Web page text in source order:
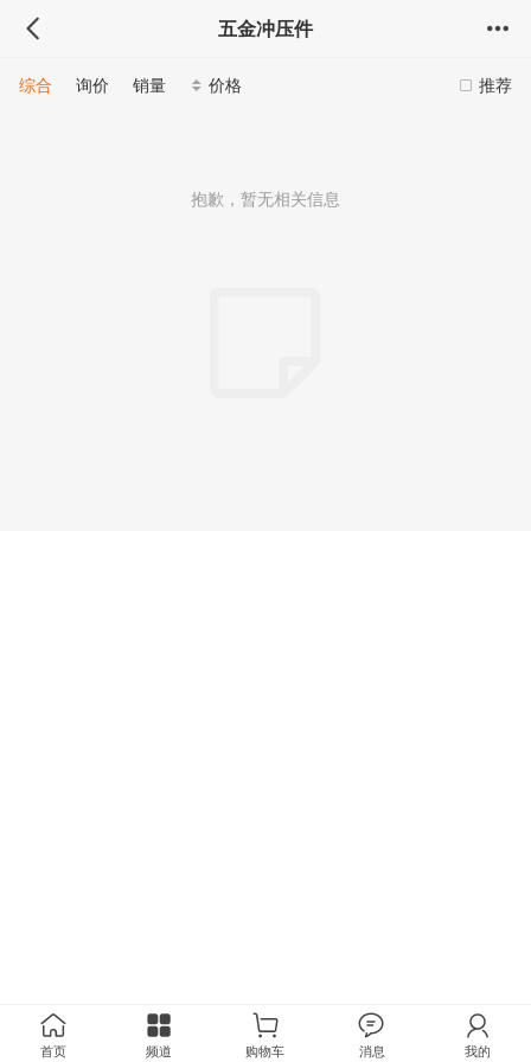
五金冲压件
推荐
综合 询价 销量 价格
抱歉，暂无相关信息
首页 频道 购物车 消息 我的